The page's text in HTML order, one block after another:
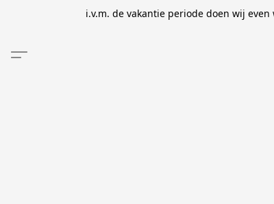
i.v.m. de vakantie periode doen wij